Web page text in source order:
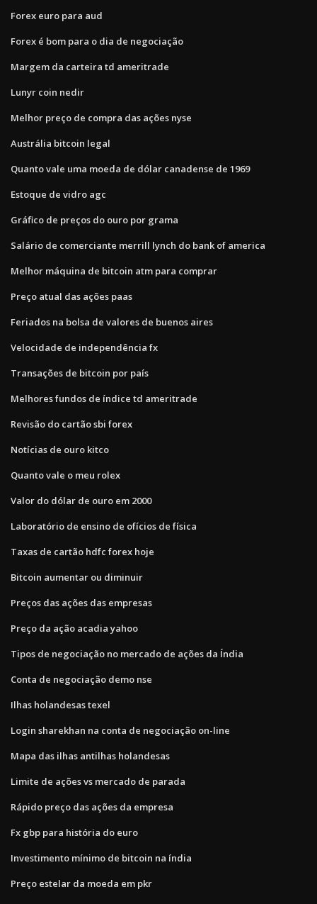
Forex euro para aud
Forex é bom para o dia de negociação
Margem da carteira td ameritrade
Lunyr coin nedir
Melhor preço de compra das ações nyse
Austrália bitcoin legal
Quanto vale uma moeda de dólar canadense de 1969
Estoque de vidro agc
Gráfico de preços do ouro por grama
Salário de comerciante merrill lynch do bank of america
Melhor máquina de bitcoin atm para comprar
Preço atual das ações paas
Feriados na bolsa de valores de buenos aires
Velocidade de independência fx
Transações de bitcoin por país
Melhores fundos de índice td ameritrade
Revisão do cartão sbi forex
Notícias de ouro kitco
Quanto vale o meu rolex
Valor do dólar de ouro em 2000
Laboratório de ensino de ofícios de física
Taxas de cartão hdfc forex hoje
Bitcoin aumentar ou diminuir
Preços das ações das empresas
Preço da ação acadia yahoo
Tipos de negociação no mercado de ações da Índia
Conta de negociação demo nse
Ilhas holandesas texel
Login sharekhan na conta de negociação on-line
Mapa das ilhas antilhas holandesas
Limite de ações vs mercado de parada
Rápido preço das ações da empresa
Fx gbp para história do euro
Investimento mínimo de bitcoin na índia
Preço estelar da moeda em pkr